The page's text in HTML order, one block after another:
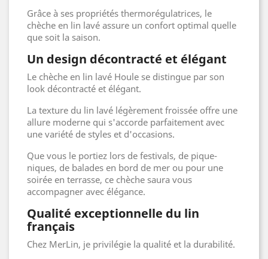
Grâce à ses propriétés thermorégulatrices, le
chèche en lin lavé assure un confort optimal quelle
que soit la saison.
Un design décontracté et élégant
Le chèche en lin lavé Houle se distingue par son
look décontracté et élégant.
La texture du lin lavé légèrement froissée offre une
allure moderne qui s'accorde parfaitement avec
une variété de styles et d'occasions.
Que vous le portiez lors de festivals, de pique-
niques, de balades en bord de mer ou pour une
soirée en terrasse, ce chèche saura vous
accompagner avec élégance.
Qualité exceptionnelle du lin
français
Chez MerLin, je privilégie la qualité et la durabilité.